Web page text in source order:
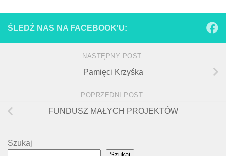
ŚLEDŹ NAS NA FACEBOOK'U:
NASTĘPNY POST
Pamięci Krzyśka
POPRZEDNI POST
FUNDUSZ MAŁYCH PROJEKTÓW
Szukaj